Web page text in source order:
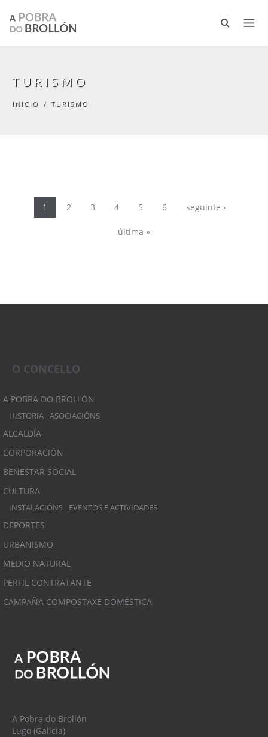
TURISMO
INICIO / TURISMO
Páxinas
1 2 3 4 5 6 seguinte ›
última »
O CONCELLO
A POBRA DO BROLLÓN
HISTORIA ASOCIACIÓNS
ALCALDÍA
CORPORACIÓN
BENESTAR SOCIAL
CULTURA
INSTALACIÓNS EVENTOS E ACTIVIDADES
DEPORTES
URBANISMO
MEDIO NATURAL
PERFIL CONTRATANTE
CAMPAÑA COMPOSTAXE DOMÉSTICA
A Pobra do Brollón
Lugo (Galicia)